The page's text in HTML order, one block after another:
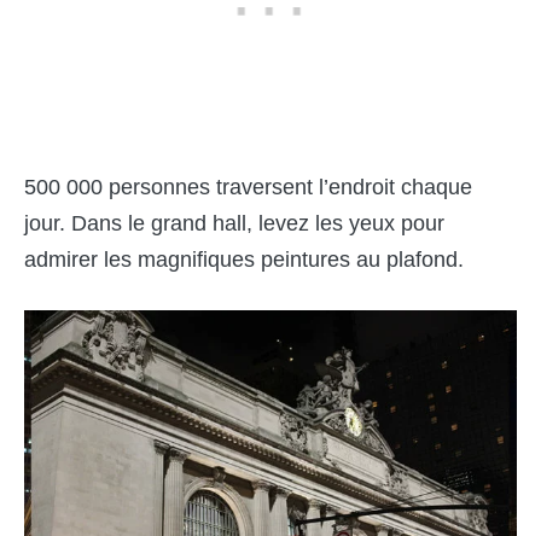
500 000 personnes traversent l’endroit chaque
jour. Dans le grand hall, levez les yeux pour
admirer les magnifiques peintures au plafond.